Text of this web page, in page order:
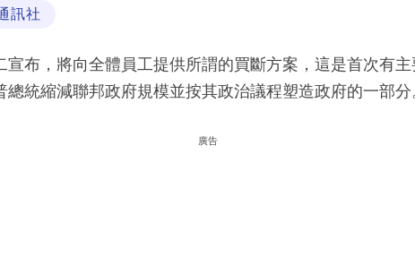
訊社
宣布，將向全體員工提供所謂的買斷方案，這是首次有
統縮減聯邦政府規模並按其政治議程塑造政府的一部分
廣告